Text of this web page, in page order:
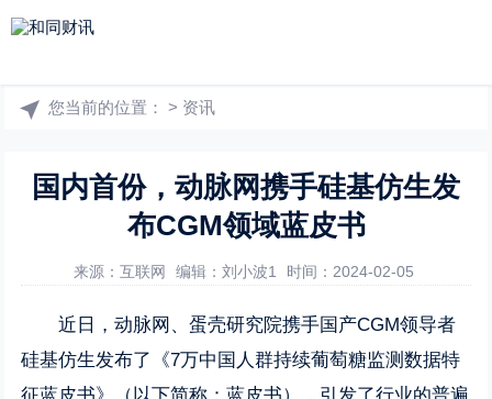
您当前的位置： > 资讯
国内首份，动脉网携手硅基仿生发
布CGM领域蓝皮书
来源：互联网 编辑：刘小波1 时间：2024-02-05
近日，动脉网、蛋壳研究院携手国产CGM领导者
硅基仿生发布了《7万中国人群持续葡萄糖监测数据特